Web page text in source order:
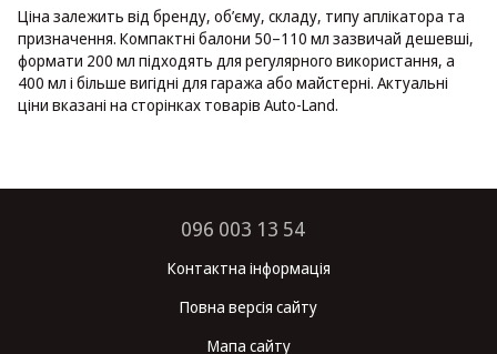
Ціна залежить від бренду, об’єму, складу, типу аплікатора та
призначення. Компактні балони 50–110 мл зазвичай дешевші,
формати 200 мл підходять для регулярного використання, а
400 мл і більше вигідні для гаража або майстерні. Актуальні
ціни вказані на сторінках товарів Auto-Land.
096 003 13 54
Контактна інформація
Повна версія сайту
Мапа сайту